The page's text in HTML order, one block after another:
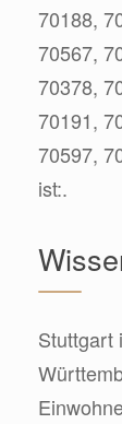
70188,
70567,
70378,
70191,
70597,
ist:.
Stuttgart